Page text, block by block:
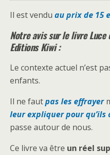
Il est vendu au prix de 15
Notre avis sur le livre Luce
Editions Kiwi :
Le contexte actuel n’est
enfants.
Il ne fautpas les effrayer
leur expliquer pour qu’ils
passe autour de nous.
Ce livre va être un réel